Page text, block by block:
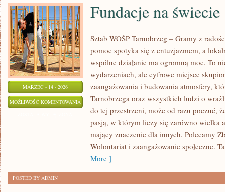
MARZEC - 14 - 2026
MOŻLIWOŚĆ KOMENTOWANIA FUNDACJE
ŚWIECIE
Fundacje na świecie
Sztab WOŚP Tarnobrzeg – Gramy z
pomoc spotyka się z entuzjazmem, a
wspólne działanie ma ogromną moc. To
wydarzeniach, ale cyfrowe miejsce
zaangażowania i budowania atmosfery,
Tarnobrzega oraz wszystkich ludzi o
do tej przestrzeni, może od razu poczuć,
pasją, w którym liczy się zarówno wielka
mający znaczenie dla innych. Polecamy
Wolontariat i zaangażowanie społeczne.
More ]
POSTED BY ADMIN